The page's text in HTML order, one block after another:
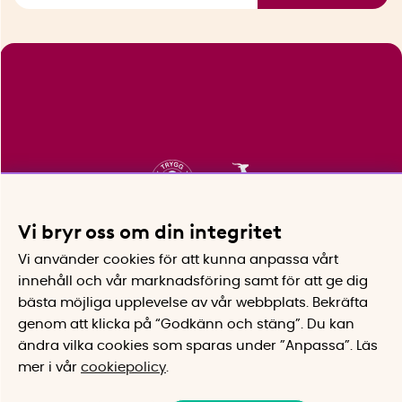
Vi bryr oss om din integritet
Vi använder cookies för att kunna anpassa vårt
innehåll och vår marknadsföring samt för att ge dig
bästa möjliga upplevelse av vår webbplats.
Bekräfta
genom att klicka på “Godkänn och stäng”. Du kan
ändra vilka cookies som sparas under ”Anpassa”.
Läs
mer i vår cookiepolicy